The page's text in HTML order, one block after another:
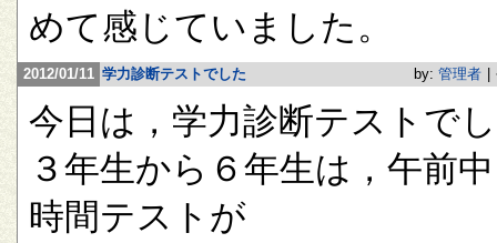
めて感じていました。
2012/01/11 学力診断テストでした by: 管理者
今日は，学力診断テストで
３年生から６年生は，午前
時間テストが